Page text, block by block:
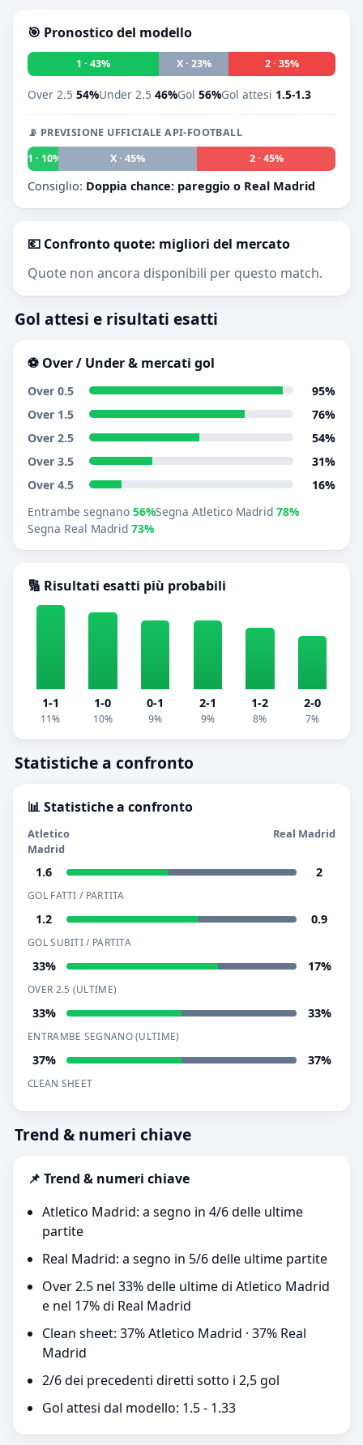
🎯 Pronostico del modello
1 · 43% X · 23% 2 · 35%
Over 2.5 54%Under 2.5 46%Gol 56%Gol attesi 1.5-1.3
📡 PREVISIONE UFFICIALE API-FOOTBALL
1 · 10%
X · 45% 2 · 45%
Consiglio: Doppia chance: pareggio o Real Madrid
💶 Confronto quote: migliori del mercato
Quote non ancora disponibili per questo match.
Gol attesi e risultati esatti
⚽ Over / Under & mercati gol
Over 0.5
95%
Over 1.5
76%
Over 2.5
54%
Over 3.5
31%
Over 4.5
16%
Entrambe segnano 56%Segna Atletico Madrid 78%
Segna Real Madrid 73%
🔢 Risultati esatti più probabili
1-1
11%
1-0
10%
0-1
9%
2-1
9%
1-2
8%
2-0
7%
Statistiche a confronto
📊 Statistiche a confronto
Atletico
Madrid
Real Madrid
1.6 2
GOL FATTI / PARTITA
1.2 0.9
GOL SUBITI / PARTITA
33% 17%
OVER 2.5 (ULTIME)
33% 33%
ENTRAMBE SEGNANO (ULTIME)
37% 37%
CLEAN SHEET
Trend & numeri chiave
📌 Trend & numeri chiave
Atletico Madrid: a segno in 4/6 delle ultime
partite
Real Madrid: a segno in 5/6 delle ultime partite
Over 2.5 nel 33% delle ultime di Atletico Madrid
e nel 17% di Real Madrid
Clean sheet: 37% Atletico Madrid · 37% Real
Madrid
2/6 dei precedenti diretti sotto i 2,5 gol
Gol attesi dal modello: 1.5 - 1.33